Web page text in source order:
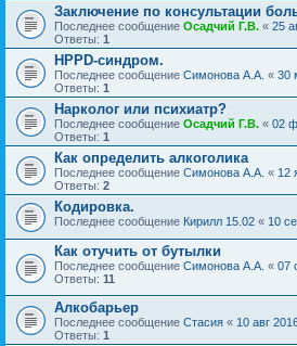
Заключение по консультации
Последнее сообщение Осадчий Г.В. « 25
Ответы: 1
HPPD-синдром.
Последнее сообщение Симонова А.А. « 30
Ответы: 1
Нарколог или психиатр?
Последнее сообщение Осадчий Г.В. « 02
Ответы: 1
Как определить алкоголика
Последнее сообщение Симонова А.А. « 12
Ответы: 2
Кодировка.
Последнее сообщение Кирилл 15.02 « 10
Как отучить от бутылки
Последнее сообщение Симонова А.А. « 07
Ответы: 11
Алкобарьер
Последнее сообщение Стасия « 10 авг
Ответы: 1